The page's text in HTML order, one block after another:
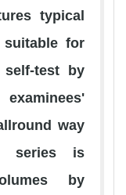
typical
for
test by
way
series is
by